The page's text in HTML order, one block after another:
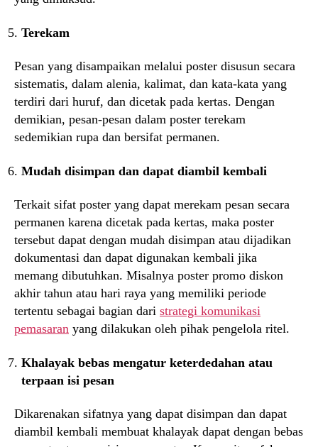
Terekam
Pesan yang disampaikan melalui poster disusun secara
sistematis, dalam alenia, kalimat, dan kata-kata yang
terdiri dari huruf, dan dicetak pada kertas. Dengan
demikian, pesan-pesan dalam poster terekam
sedemikian rupa dan bersifat permanen.
Mudah disimpan dan dapat diambil kembali
Terkait sifat poster yang dapat merekam pesan secara
permanen karena dicetak pada kertas, maka poster
tersebut dapat dengan mudah disimpan atau dijadikan
dokumentasi dan dapat digunakan kembali jika
memang dibutuhkan. Misalnya poster promo diskon
akhir tahun atau hari raya yang memiliki periode
tertentu sebagai bagian dari strategi komunikasi
pemasaran yang dilakukan oleh pihak pengelola ritel.
Khalayak bebas mengatur keterdedahan atau
terpaan isi pesan
Dikarenakan sifatnya yang dapat disimpan dan dapat
diambil kembali membuat khalayak dapat dengan bebas